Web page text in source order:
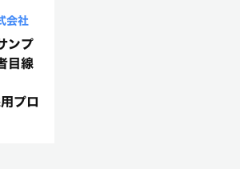
会社
ンプ
目線
プロ